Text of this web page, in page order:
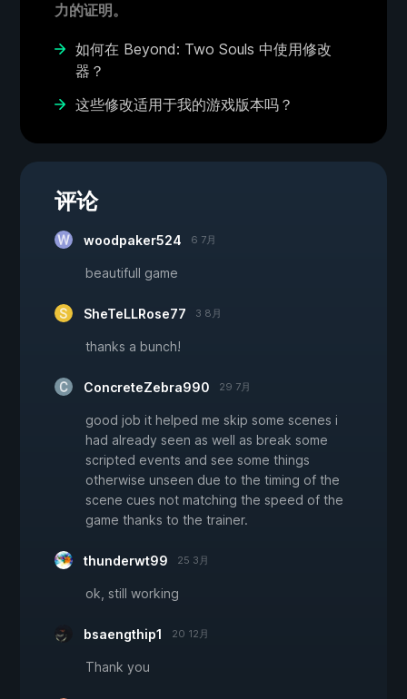
力的证明。
如何在 Beyond: Two Souls 中使用修改
器？
这些修改适用于我的游戏版本吗？
评论
woodpaker524 6 7月
beautifull game
SheTeLLRose77 3 8月
thanks a bunch!
ConcreteZebra990 29 7月
good job it helped me skip some scenes i
had already seen as well as break some
scripted events and see some things
otherwise unseen due to the timing of the
scene cues not matching the speed of the
game thanks to the trainer.
thunderwt99 25 3月
ok, still working
bsaengthip1 20 12月
Thank you